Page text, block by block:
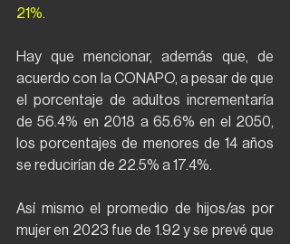
21%.
Hay que mencionar, además que, de
acuerdo con la CONAPO, a pesar de que
el porcentaje de adultos incrementaría
de 56.4% en 2018 a 65.6% en el 2050,
los porcentajes de menores de 14 años
se reducirían de 22.5% a 17.4%.
Así mismo el promedio de hijos/as por
mujer en 2023 fue de 1.92 y se prevé que